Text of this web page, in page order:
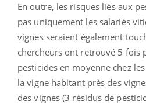
En outre, les risques liés aux
pas uniquement les salariés
vignes seraient également
chercheurs ont retrouvé 5 fois
pesticides en moyenne chez
la vigne habitant près des
des vignes (3 résidus de